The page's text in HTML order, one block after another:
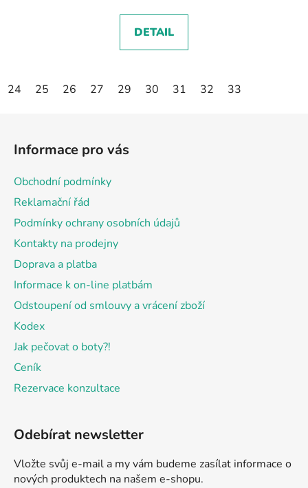
DETAIL
24 25 26 27 29 30 31 32 33
Informace pro vás
Obchodní podmínky
Reklamační řád
Podmínky ochrany osobních údajů
Kontakty na prodejny
Doprava a platba
Informace k on-line platbám
Odstoupení od smlouvy a vrácení zboží
Kodex
Jak pečovat o boty?!
Ceník
Rezervace konzultace
Odebírat newsletter
Vložte svůj e-mail a my vám budeme zasílat informace o
nových produktech na našem e-shopu.